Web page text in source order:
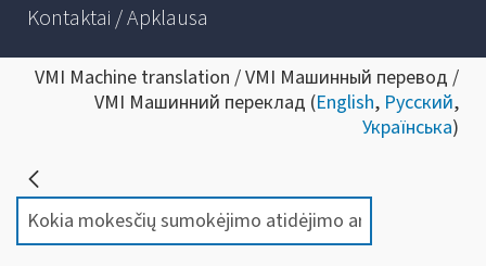
Kontaktai / Apklausa
VMI Machine translation / VMI Машинный перевод /
VMI Машинний переклад (English, Русский,
Українська)